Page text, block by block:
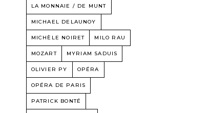
LA MONNAIE / DE MUNT
MICHAEL DELAUNOY
MICHÈLE NOIRET MILO RAU
MOZART MYRIAM SADUIS
OLIVIER PY OPÉRA
OPÉRA DE PARIS
PATRICK BONTÉ